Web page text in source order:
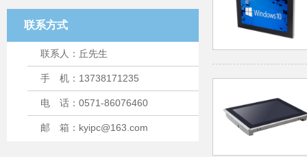
联系方式
联系人：丘先生
手 机：13738171235
电 话：0571-86076460
邮 箱：kyipc@163.com